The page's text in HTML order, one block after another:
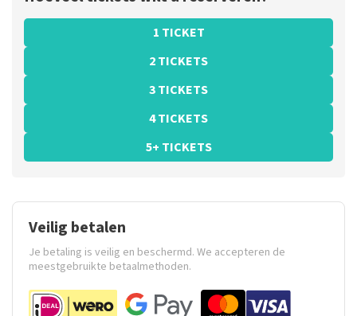
1 TICKET
2 TICKETS
3 TICKETS
4 TICKETS
5+ TICKETS
Veilig betalen
Je betaling is veilig en beschermd. We accepteren de
meestgebruikte betaalmethoden.